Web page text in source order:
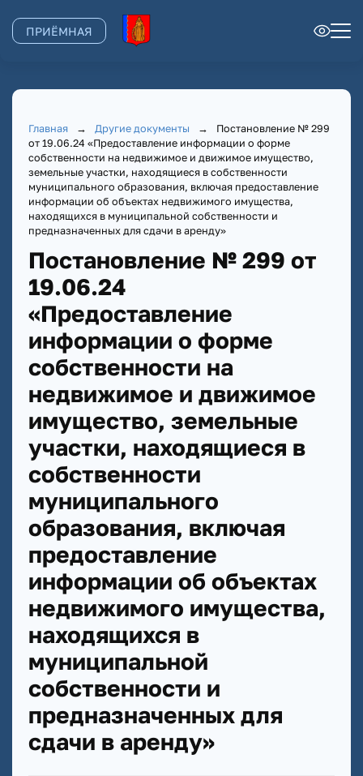
ПРИЁМНАЯ
Главная → Другие документы →
Постановление № 299
от 19.06.24 «Предоставление информации о форме
собственности на недвижимое и движимое имущество,
земельные участки, находящиеся в собственности
муниципального образования, включая предоставление
информации об объектах недвижимого имущества,
находящихся в муниципальной собственности и
предназначенных для сдачи в аренду»
Постановление № 299 от
19.06.24
«Предоставление
информации о форме
собственности на
недвижимое и движимое
имущество, земельные
участки, находящиеся в
собственности
муниципального
образования, включая
предоставление
информации об объектах
недвижимого имущества,
находящихся в
муниципальной
собственности и
предназначенных для
сдачи в аренду»